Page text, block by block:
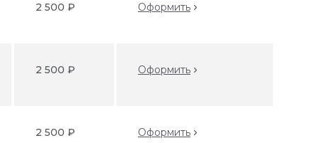
2 500 ₽ Оформить
2 500 ₽ Оформить
2 500 ₽ Оформить